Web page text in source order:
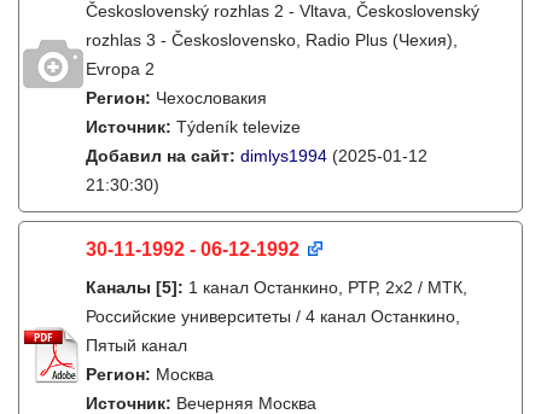
Československý rozhlas 2 - Vltava, Československý
rozhlas 3 - Československo, Radio Plus (Чехия),
Evropa 2
Регион: Чехословакия
Источник: Týdeník televize
Добавил на сайт: dimlys1994 (2025-01-12
21:30:30)
30-11-1992 - 06-12-1992
Каналы [5]: 1 канал Останкино, РТР, 2х2 / МТК,
Российские университеты / 4 канал Останкино,
Пятый канал
Регион: Москва
Источник: Вечерняя Москва